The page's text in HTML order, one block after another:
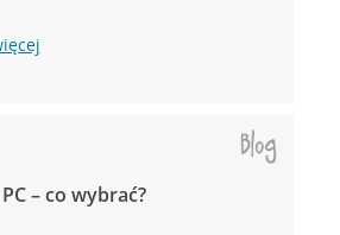
– co wybrać?